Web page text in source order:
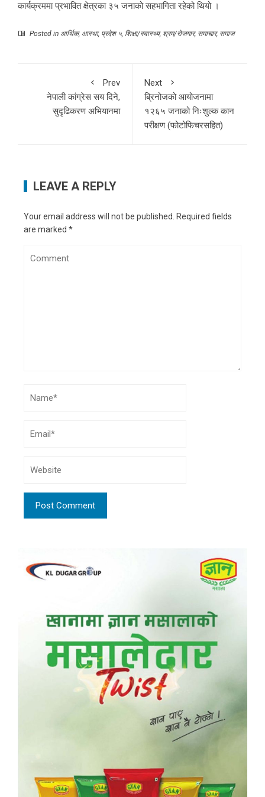
कार्यक्रममा प्रभावित क्षेत्रका ३५ जनाको सहभागिता रहेको थियो ।
Posted in आर्थिक, आस्था, प्रदेश ५, शिक्षा/स्वास्थ्य, श्रम/रोजगार, समाचार, समाज
Prev
नेपाली कांग्रेस सय दिने,
सुदृढिकरण अभियानमा
Next
ब्रिनोजको आयोजनामा
१२६५ जनाको निःशुल्क कान
परीक्षण (फोटोफिचरसहित)
LEAVE A REPLY
Your email address will not be published. Required fields
are marked *